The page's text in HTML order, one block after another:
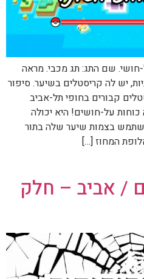
חושי. שם התג: תג מכבי. מראה
יש לה קריסטלים בשיער. סיפור
קבורים בחופי תל-אביב
על-חושים! היא יכולה
בצמות שיער שלה בתור
המחוז […]
/ אביב – חלק